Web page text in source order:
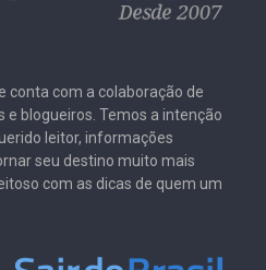
conta com a colaboração de
e blogueiros. Temos a intenção
leitor, informações
seu destino muito mais
com as dicas de quem um